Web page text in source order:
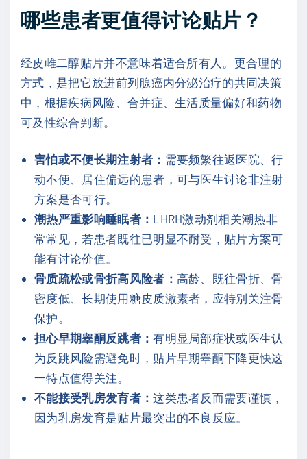
哪些患者更值得讨论贴片？
经皮雌二醇贴片并不意味着适合所有人。更合理的
方式，是把它放进前列腺癌内分泌治疗的共同决策
中，根据疾病风险、合并症、生活质量偏好和药物
可及性综合判断。
害怕或不便长期注射者： 需要频繁往返医院、行
动不便、居住偏远的患者，可与医生讨论非注射
方案是否可行。
潮热严重影响睡眠者： LHRH激动剂相关潮热非
常常见，若患者既往已明显不耐受，贴片方案可
能有讨论价值。
骨质疏松或骨折高风险者： 高龄、既往骨折、骨
密度低、长期使用糖皮质激素者，应特别关注骨
保护。
担心早期睾酮反跳者：有明显局部症状或医生认
为反跳风险需避免时，贴片早期睾酮下降更快这
一特点值得关注。
不能接受乳房发育者：这类患者反而需要谨慎，
因为乳房发育是贴片最突出的不良反应。